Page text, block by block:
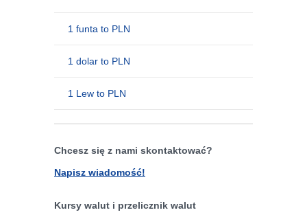
1 funta to PLN
1 dolar to PLN
1 Lew to PLN
Chcesz się z nami skontaktować?
Napisz wiadomość!
Kursy walut i przelicznik walut